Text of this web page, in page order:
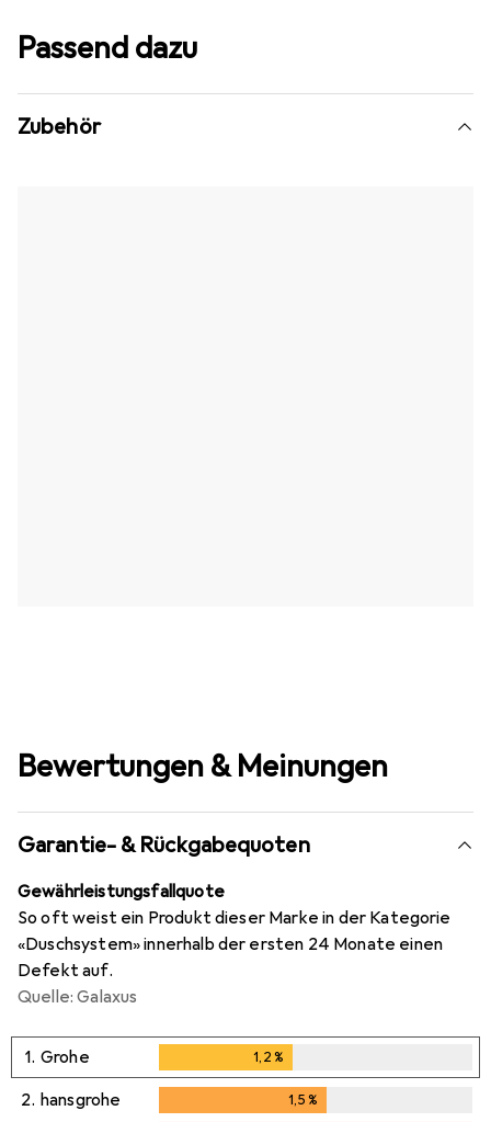
Passend dazu
Zubehör
Bewertungen & Meinungen
Garantie- & Rückgabequoten
Gewährleistungsfallquote
So oft weist ein Produkt dieser Marke in der Kategorie
«Duschsystem» innerhalb der ersten 24 Monate einen
Defekt auf.
Quelle: Galaxus
1. Grohe 1,2%
2. hansgrohe 1,5%